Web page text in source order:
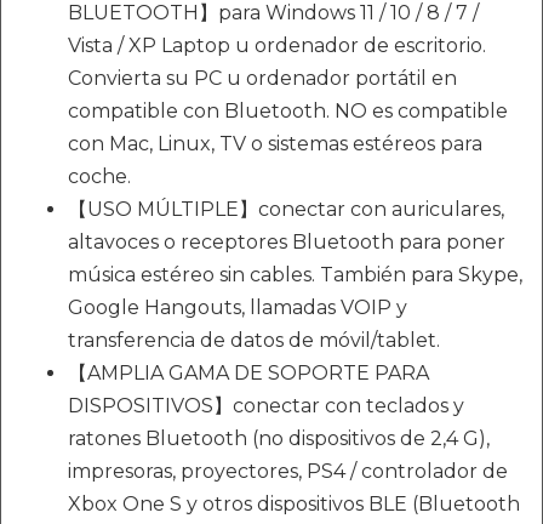
BLUETOOTH】para Windows 11 / 10 / 8 / 7 /
Vista / XP Laptop u ordenador de escritorio.
Convierta su PC u ordenador portátil en
compatible con Bluetooth. NO es compatible
con Mac, Linux, TV o sistemas estéreos para
coche.
【USO MÚLTIPLE】conectar con auriculares,
altavoces o receptores Bluetooth para poner
música estéreo sin cables. También para Skype,
Google Hangouts, llamadas VOIP y
transferencia de datos de móvil/tablet.
【AMPLIA GAMA DE SOPORTE PARA
DISPOSITIVOS】conectar con teclados y
ratones Bluetooth (no dispositivos de 2,4 G),
impresoras, proyectores, PS4 / controlador de
Xbox One S y otros dispositivos BLE (Bluetooth